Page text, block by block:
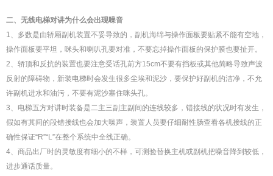
二、无线电梯对讲为什么会出现噪音
1、多数是由轿厢副机装置不妥导致的，副机海绵与操作面板要贴紧不能有空地，
操作面板要平坦，咪头和喇叭孔要对准，不要忘掉操作面板的保护膜也要扯开。
2、轿顶和反抗的装置也要注意受话孔前方15cm不要有挡板或其他简略导致声波
反射的障碍物，新装电梯时会发生很多尘埃和泥沙，要保护好副机的洁净，不允
许副机进水和油污，不要有泥沙塞住咪头孔。
3、电梯五方对讲时装备是二主三副主副间的连线较多，错接线的状况时有发生，
假如有其间的段错接线也会加大噪声，装置人员要仔细耐性肠查看各机接线的正
确性保证“R”“L”在整个系统中全线正确。
4、商品出厂时的灵敏度有细小的不样，可测验替换主机或副机把噪音降到较低，
进步通话质量。